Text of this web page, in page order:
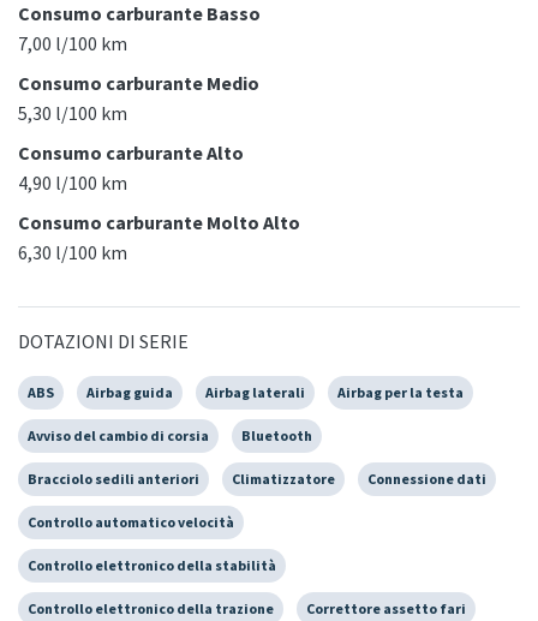
Consumo carburante Basso
7,00 l/100 km
Consumo carburante Medio
5,30 l/100 km
Consumo carburante Alto
4,90 l/100 km
Consumo carburante Molto Alto
6,30 l/100 km
DOTAZIONI DI SERIE
ABS Airbag guida Airbag laterali Airbag per la testa
Avviso del cambio di corsia Bluetooth
Bracciolo sedili anteriori Climatizzatore Connessione dati
Controllo automatico velocità
Controllo elettronico della stabilità
Controllo elettronico della trazione Correttore assetto fari